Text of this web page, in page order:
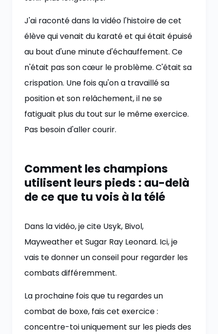
J'ai raconté dans la vidéo l'histoire de cet
élève qui venait du karaté et qui était épuisé
au bout d'une minute d'échauffement. Ce
n'était pas son cœur le problème. C'était sa
crispation. Une fois qu'on a travaillé sa
position et son relâchement, il ne se
fatiguait plus du tout sur le même exercice.
Pas besoin d'aller courir.
Comment les champions
utilisent leurs pieds : au-delà
de ce que tu vois à la télé
Dans la vidéo, je cite Usyk, Bivol,
Mayweather et Sugar Ray Leonard. Ici, je
vais te donner un conseil pour regarder les
combats différemment.
La prochaine fois que tu regardes un
combat de boxe, fais cet exercice :
concentre-toi uniquement sur les pieds des